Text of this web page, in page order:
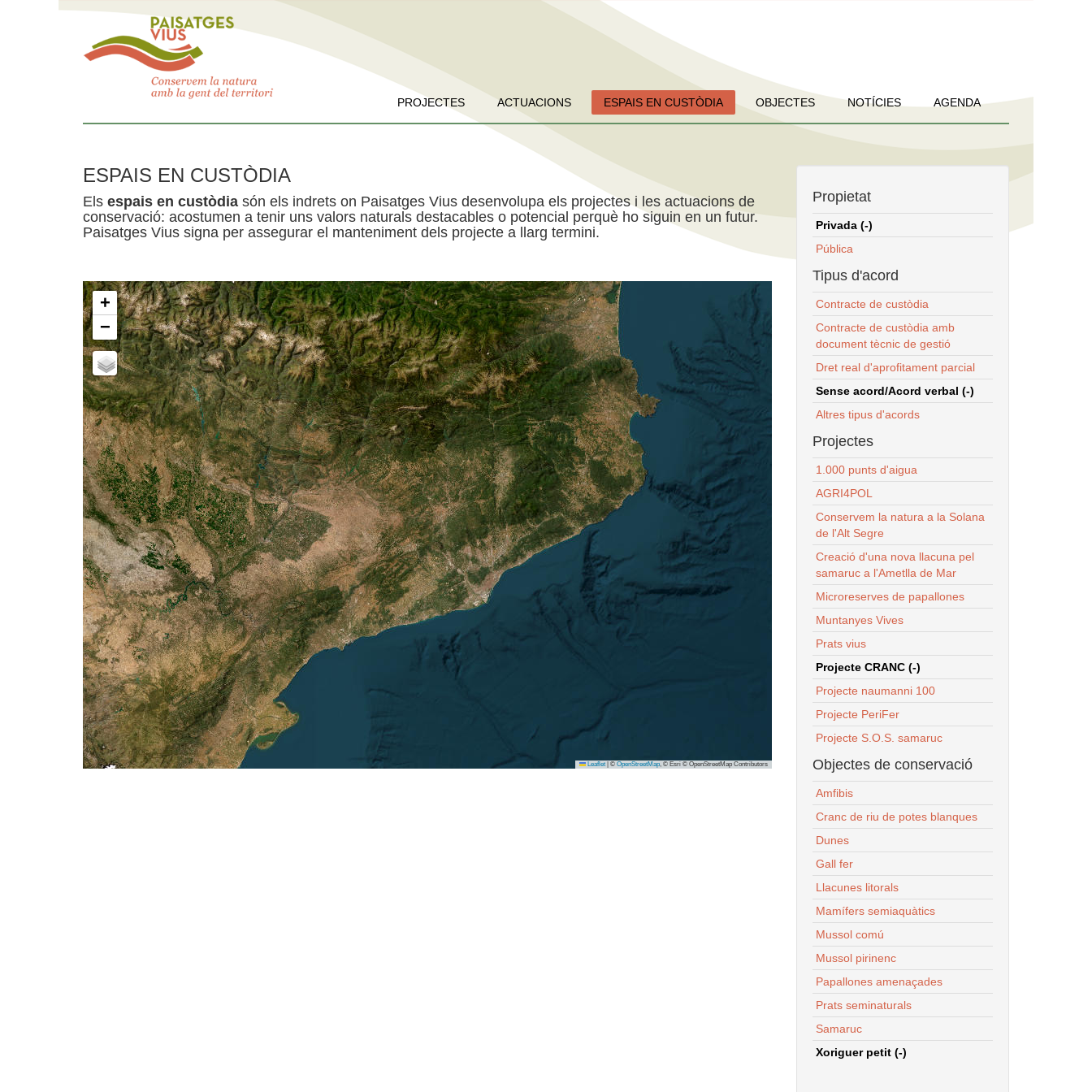
PROJECTES ACTUACIONS ESPAIS EN CUSTÒDIA OBJECTES NOTÍCIES AGENDA
ESPAIS EN CUSTÒDIA
Els espais en custòdia són els indrets on Paisatges Vius desenvolupa els projectes i les actuacions de
conservació: acostumen a tenir uns valors naturals destacables o potencial perquè ho siguin en un futur.
Paisatges Vius signa per assegurar el manteniment dels projecte a llarg termini.
+
−
Leaflet © OpenStreetMap, © Esri © OpenStreetMap Contributors
Propietat
Privada (-)
Pública
Tipus d'acord
Contracte de custòdia
Contracte de custòdia amb
document tècnic de gestió
Dret real d'aprofitament parcial
Sense acord/Acord verbal (-)
Altres tipus d'acords
Projectes
1.000 punts d'aigua
AGRI4POL
Conservem la natura a la Solana
de l'Alt Segre
Creació d'una nova llacuna pel
samaruc a l'Ametlla de Mar
Microreserves de papallones
Muntanyes Vives
Prats vius
Projecte CRANC (-)
Projecte naumanni 100
Projecte PeriFer
Projecte S.O.S. samaruc
Objectes de conservació
Amfibis
Cranc de riu de potes blanques
Dunes
Gall fer
Llacunes litorals
Mamífers semiaquàtics
Mussol comú
Mussol pirinenc
Papallones amenaçades
Prats seminaturals
Samaruc
Xoriguer petit (-)